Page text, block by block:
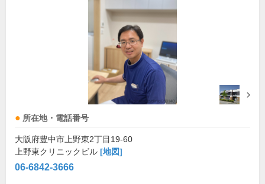
所在地・電話番号
大阪府豊中市上野東2丁目19-60
上野東クリニックビル [地図]
06-6842-3666